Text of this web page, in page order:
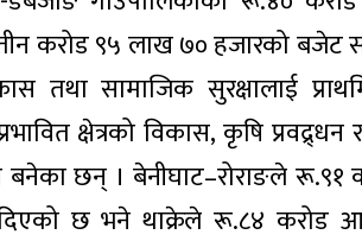
करोड ९५ लाख ७० हजारको बजेट
तथा सामाजिक सुरक्षालाई
क्षेत्रको विकास, कृषि
छन् । बेनीघाट–रोराङले रू.९१
दिएको छ भने थाक्रेले रू.८४ करोड